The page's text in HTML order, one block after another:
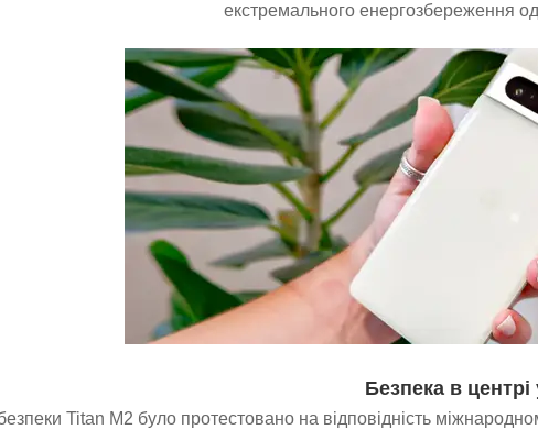
екстремального енергозбереження
Безпека в центрі
Titan M2 було протестовано на відповідність